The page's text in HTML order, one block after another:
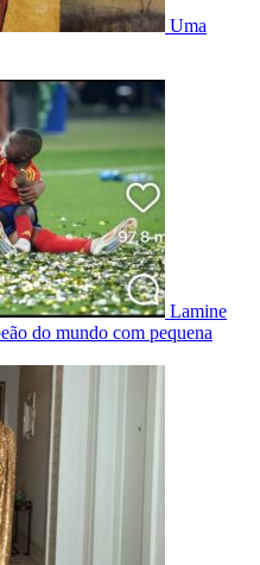
Uma
Lamine
do mundo com pequena